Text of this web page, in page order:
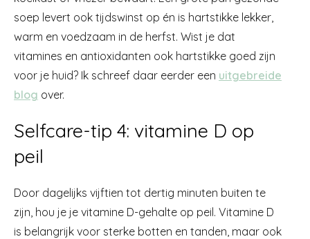
soep levert ook tijdswinst op én is hartstikke lekker,
warm en voedzaam in de herfst. Wist je dat
vitamines en antioxidanten ook hartstikke goed zijn
voor je huid? Ik schreef daar eerder een uitgebreide
blog over.
Selfcare-tip 4: vitamine D op
peil
Door dagelijks vijftien tot dertig minuten buiten te
zijn, hou je je vitamine D-gehalte op peil. Vitamine D
is belangrijk voor sterke botten en tanden, maar ook